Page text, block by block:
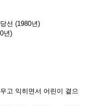
선 (1980년)
년)
고 익히면서 어린이 곁으